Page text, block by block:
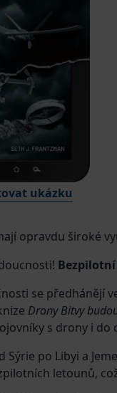
ukázku
opravdu široké
se předhánějí
Drony Bitvy
s drony i do
Sýrie po Libyi a
letounů,